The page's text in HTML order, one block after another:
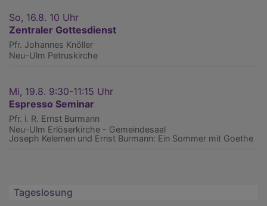
So, 16.8. 10 Uhr
Zentraler Gottesdienst
Pfr. Johannes Knöller
Neu-Ulm Petruskirche
Mi, 19.8. 9:30-11:15 Uhr
Espresso Seminar
Pfr. i. R. Ernst Burmann
Neu-Ulm Erlöserkirche - Gemeindesaal
Joseph Kelemen und Ernst Burmann: Ein Sommer mit Goethe
Tageslosung